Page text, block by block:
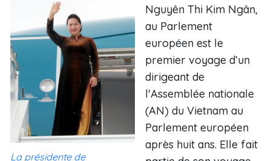
La présidente de
Nguyên Thi Kim Ngân,
au Parlement
européen est le
premier voyage d’un
dirigeant de
l'Assemblée nationale
(AN) du Vietnam au
Parlement européen
après huit ans. Elle fait